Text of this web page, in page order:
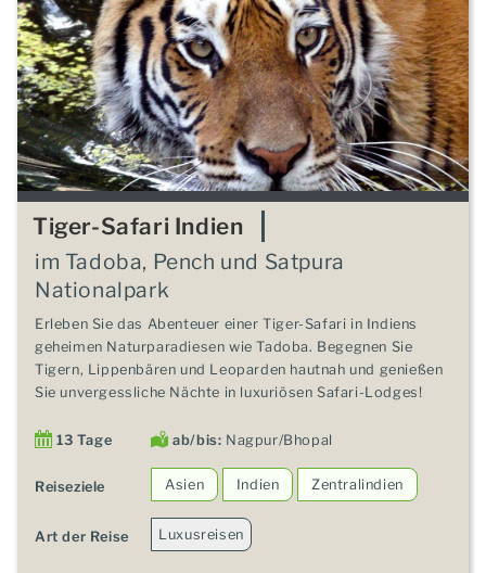
Tiger-Safari Indien
im Tadoba, Pench und Satpura
Nationalpark
Erleben Sie das Abenteuer einer Tiger-Safari in Indiens
geheimen Naturparadiesen wie Tadoba. Begegnen Sie
Tigern, Lippenbären und Leoparden hautnah und genießen
Sie unvergessliche Nächte in luxuriösen Safari-Lodges!
13 Tage ab/bis: Nagpur/Bhopal
Reiseziele Asien Indien Zentralindien
Art der Reise Luxusreisen